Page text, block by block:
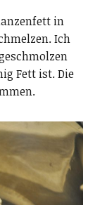
in
Ich
Fett ist. Die